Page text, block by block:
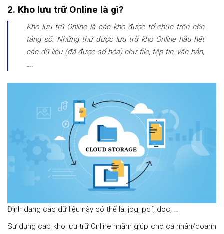
2. Kho lưu trữ Online là gì?
Kho lưu trữ Online là các kho được tổ chức trên nền
tảng số. Những thứ được lưu trữ kho Online hầu hết
các dữ liệu (đã được số hóa) như file, tệp tin, văn bản,
….
Định dạng các dữ liệu này có thể là: jpg, pdf, doc, …
Sử dụng các kho lưu trữ Online nhằm giúp cho cá nhân/doanh